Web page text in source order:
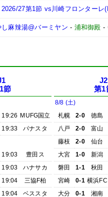
2026/27第1節 vs川崎フロンターレ
麻辣湯@バーミヤン - 浦和御殿 -
節
19:26 MUFG国立
19:33
パナスタ
19:03
豊田ス
19:03
ハナサカ
19:04
三協F柏
19:04
ベススタ
J2
第1
8/8 (土)
札幌
2-0
徳島
八戸
2-0
富山
藤枝
2-0
仙台
大宮
1-0
新潟
磐田
1-1
秋田
宮崎
0-1 横浜FC
大分
0-1
湘南